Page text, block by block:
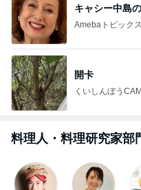
キャシー中島
Amebaトピックス
開卡
くいしんぼう
料理人・料理研究家部